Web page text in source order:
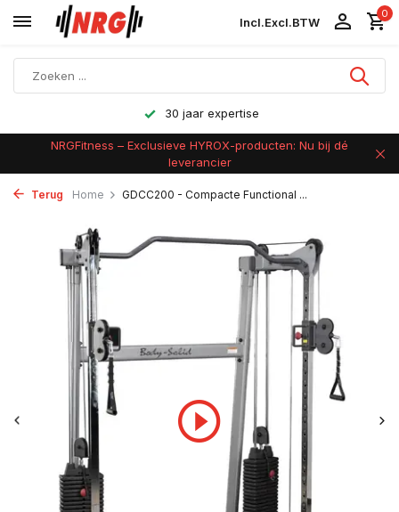
Incl.Excl.BTW
0
30 jaar expertise
NRGFitness – Exclusieve HYROX-producten: Nu bij dé
leverancier
Terug Home GDCC200 - Compacte Functional ...